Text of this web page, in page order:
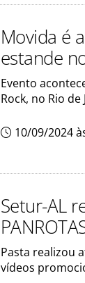
Movida é
estande
Evento
Rock, no Rio de
10/09/2024
Setur-AL
Pasta realizou
vídeos